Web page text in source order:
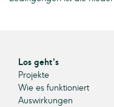
Los geht's
Projekte
Wie es funktioniert
Auswirkungen